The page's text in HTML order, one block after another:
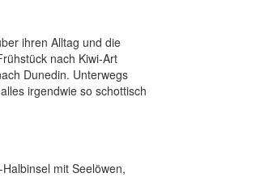
ihren Alltag und die
nach Kiwi-Art
Dunedin. Unterwegs
irgendwie so schottisch
mit Seelöwen,